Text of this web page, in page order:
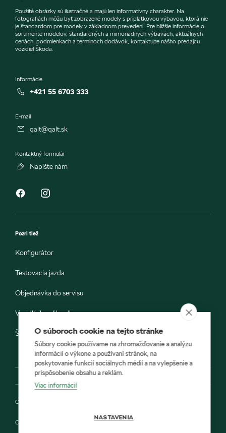
Použité obrázky sú ilustračné a majú len informatívny charakter. Na
fotografiách môžu byť zobrazené modely s príplatkovou výbavou, ktorá nie
je štandardom pre modely v základnom prevedení. Pre bližšie informácie o
sortimente modelov, štandardných a mimoriadnych výbavách, aktuálnych
cenách, podmienkach a termínoch dodávok, kontaktujte nášho predajcu
vozidiel Škoda.
Informácie
+421 55 6703 333
E-mail
qalt@qalt.sk
Kontaktný formulár
Napíšte nám
Pozri tiež
Konfigurátor
Testovacia jazda
Objednávka do servisu
Vozidlá ihneď k odberu
Škoda E-shop
Ochrana osobných údajov
Cookies
O súboroch cookie na tejto stránke
Súbory cookie používame na zhromažďovanie a analýzu
informácií o výkone a používaní stránok, na
poskytovanie funkcií sociálnych médií a na vylepšenie a
prispôsobenie obsahu a reklám.
Viac informácií
NASTAVENIA